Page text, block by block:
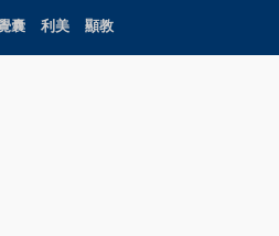
囊 利美 顯教